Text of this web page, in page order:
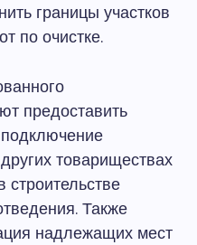
границы участков
по очистке.
предоставить
товариществах
строительстве
Также
надлежащих мест